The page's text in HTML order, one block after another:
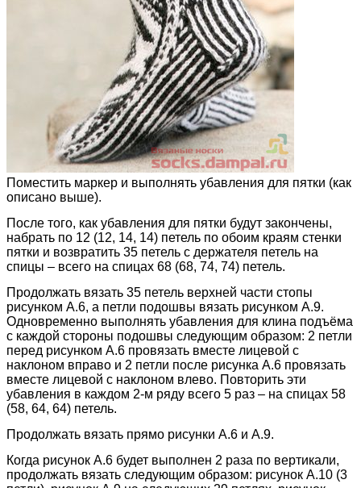
Поместить маркер и выполнять убавления для пятки (как
описано выше).
После того, как убавления для пятки будут закончены,
набрать по 12 (12, 14, 14) петель по обоим краям стенки
пятки и возвратить 35 петель с держателя петель на
спицы – всего на спицах 68 (68, 74, 74) петель.
Продолжать вязать 35 петель верхней части стопы
рисунком А.6, а петли подошвы вязать рисунком А.9.
Одновременно выполнять убавления для клина подъёма
с каждой стороны подошвы следующим образом: 2 петли
перед рисунком А.6 провязать вместе лицевой с
наклоном вправо и 2 петли после рисунка А.6 провязать
вместе лицевой с наклоном влево. Повторить эти
убавления в каждом 2-м ряду всего 5 раз – на спицах 58
(58, 64, 64) петель.
Продолжать вязать прямо рисунки А.6 и А.9.
Когда рисунок А.6 будет выполнен 2 раза по вертикали,
продолжать вязать следующим образом: рисунок А.10 (3